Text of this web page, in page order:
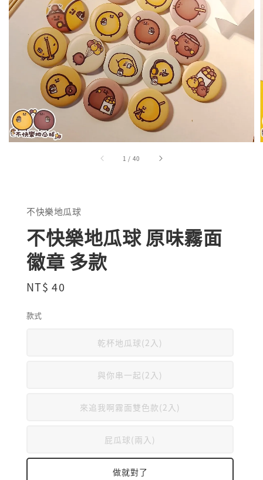
1 / 40
不快樂地瓜球
不快樂地瓜球 原味霧面
徽章 多款
Regular
NT$ 40
款式
乾杯地瓜球(2入)
與你串一起(2入)
來追我啊霧面雙色款(2入)
屁瓜球(兩入)
做就對了